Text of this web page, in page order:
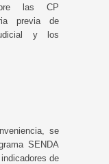
las CP
previa de
y los
se
SENDA
de